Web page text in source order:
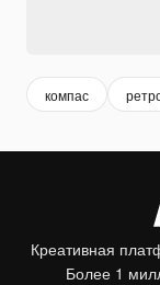
компас
Креативная
Более 1